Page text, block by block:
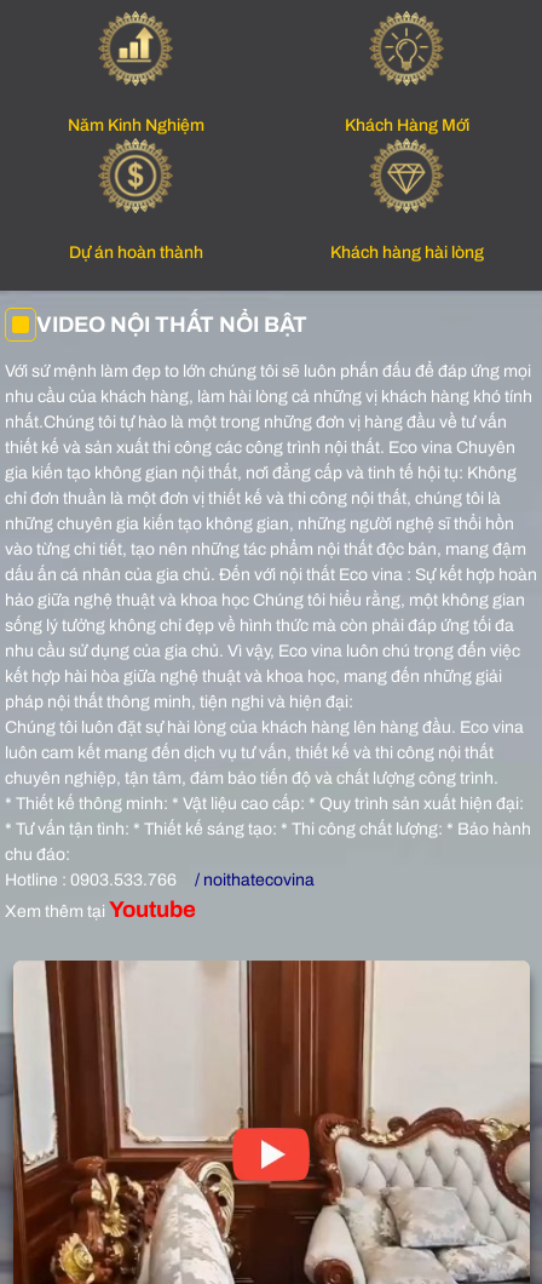
Năm Kinh Nghiệm Khách Hàng Mới
Dự án hoàn thành Khách hàng hài lòng
VIDEO NỘI THẤT NỔI BẬT
Với sứ mệnh làm đẹp to lớn chúng tôi sẽ luôn phấn đấu để đáp ứng mọi
nhu cầu của khách hàng, làm hài lòng cả những vị khách hàng khó tính
nhất.Chúng tôi tự hào là một trong những đơn vị hàng đầu về tư vấn
thiết kế và sản xuất thi công các công trình nội thất. Eco vina Chuyên
gia kiến tạo không gian nội thất, nơi đẳng cấp và tinh tế hội tụ: Không
chỉ đơn thuần là một đơn vị thiết kế và thi công nội thất, chúng tôi là
những chuyên gia kiến tạo không gian, những người nghệ sĩ thổi hồn
vào từng chi tiết, tạo nên những tác phẩm nội thất độc bản, mang đậm
dấu ấn cá nhân của gia chủ. Đến với nội thất Eco vina : Sự kết hợp hoàn
hảo giữa nghệ thuật và khoa học Chúng tôi hiểu rằng, một không gian
sống lý tưởng không chỉ đẹp về hình thức mà còn phải đáp ứng tối đa
nhu cầu sử dụng của gia chủ. Vì vậy, Eco vina luôn chú trọng đến việc
kết hợp hài hòa giữa nghệ thuật và khoa học, mang đến những giải
pháp nội thất thông minh, tiện nghi và hiện đại:
Chúng tôi luôn đặt sự hài lòng của khách hàng lên hàng đầu. Eco vina
luôn cam kết mang đến dịch vụ tư vấn, thiết kế và thi công nội thất
chuyên nghiệp, tận tâm, đảm bảo tiến độ và chất lượng công trình.
* Thiết kế thông minh: * Vật liệu cao cấp: * Quy trình sản xuất hiện đại:
* Tư vấn tận tình: * Thiết kế sáng tạo: * Thi công chất lượng: * Bảo hành
chu đáo:
Hotline : 0903.533.766
/ noithatecovina
Xem thêm tại Youtube